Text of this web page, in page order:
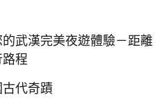
武漢完美夜遊體驗－距離
程
代奇蹟